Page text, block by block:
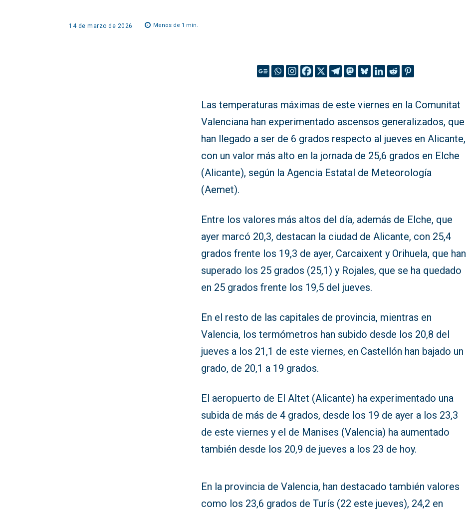
14 de marzo de 2026 Menos de 1 min.
Las temperaturas máximas de este viernes en la Comunitat
Valenciana han experimentado ascensos generalizados, que
han llegado a ser de 6 grados respecto al jueves en Alicante,
con un valor más alto en la jornada de 25,6 grados en Elche
(Alicante), según la Agencia Estatal de Meteorología
(Aemet).
Entre los valores más altos del día, además de Elche, que
ayer marcó 20,3, destacan la ciudad de Alicante, con 25,4
grados frente los 19,3 de ayer, Carcaixent y Orihuela, que han
superado los 25 grados (25,1) y Rojales, que se ha quedado
en 25 grados frente los 19,5 del jueves.
En el resto de las capitales de provincia, mientras en
Valencia, los termómetros han subido desde los 20,8 del
jueves a los 21,1 de este viernes, en Castellón han bajado un
grado, de 20,1 a 19 grados.
El aeropuerto de El Altet (Alicante) ha experimentado una
subida de más de 4 grados, desde los 19 de ayer a los 23,3
de este viernes y el de Manises (Valencia) ha aumentado
también desde los 20,9 de jueves a los 23 de hoy.
En la provincia de Valencia, han destacado también valores
como los 23,6 grados de Turís (22 este jueves), 24,2 en